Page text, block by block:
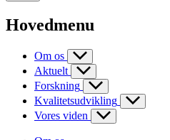
Hovedmenu
Om os
Aktuelt
Forskning
Kvalitetsudvikling
Vores viden